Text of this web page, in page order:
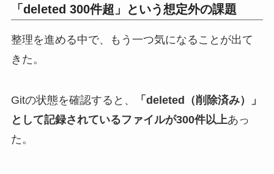
「deleted 300件超」という想定外の課題
整理を進める中で、もう一つ気になることが出て
きた。
Gitの状態を確認すると、
「deleted（削除済み）」
として記録されているファイルが300件以上あっ
た。